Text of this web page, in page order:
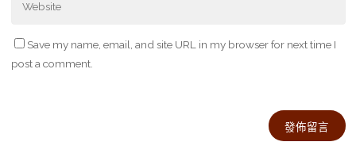
Save my name, email, and site URL in my browser for next time I
post a comment.